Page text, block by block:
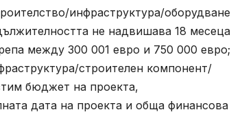
инфраструктура/оборудване
не надвишава 18 месеца
между 300 001 евро и 750 000 евро;
строителен компонент/
бюджет на проекта,
дата на проекта и обща финансова